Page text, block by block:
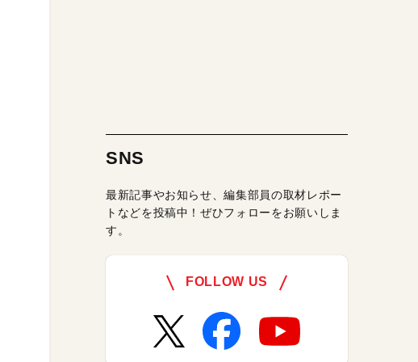
SNS
最新記事やお知らせ、編集部員の取材レポー
トなどを投稿中！ぜひフォローをお願いしま
す。
FOLLOW US